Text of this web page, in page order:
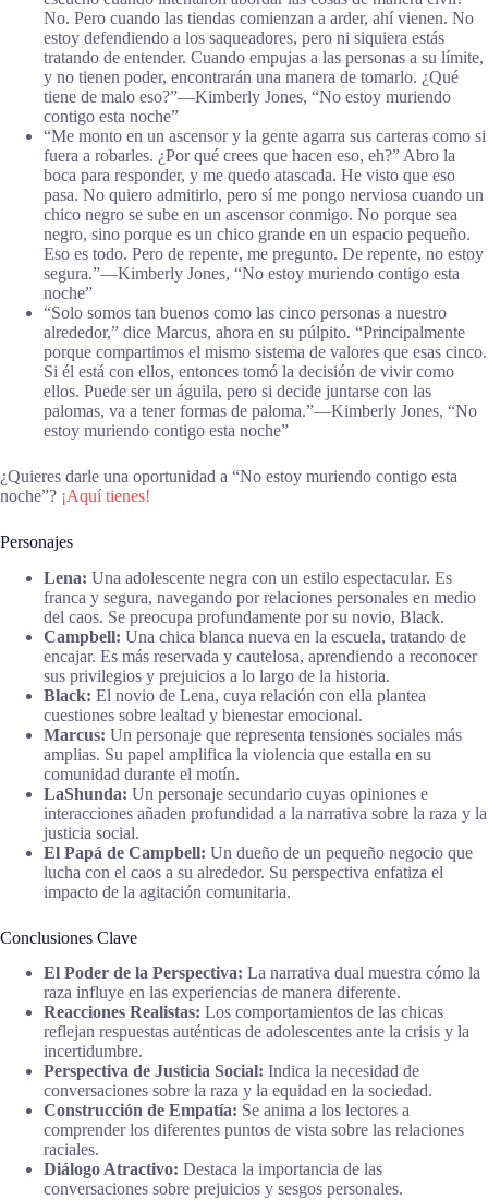
No. Pero cuando las tiendas comienzan a arder, ahí vienen. No
estoy defendiendo a los saqueadores, pero ni siquiera estás
tratando de entender. Cuando empujas a las personas a su límite,
y no tienen poder, encontrarán una manera de tomarlo. ¿Qué
tiene de malo eso?”―Kimberly Jones, “No estoy muriendo
contigo esta noche”
“Me monto en un ascensor y la gente agarra sus carteras como si
fuera a robarles. ¿Por qué crees que hacen eso, eh?” Abro la
boca para responder, y me quedo atascada. He visto que eso
pasa. No quiero admitirlo, pero sí me pongo nerviosa cuando un
chico negro se sube en un ascensor conmigo. No porque sea
negro, sino porque es un chico grande en un espacio pequeño.
Eso es todo. Pero de repente, me pregunto. De repente, no estoy
segura.”―Kimberly Jones, “No estoy muriendo contigo esta
noche”
“Solo somos tan buenos como las cinco personas a nuestro
alrededor,” dice Marcus, ahora en su púlpito. “Principalmente
porque compartimos el mismo sistema de valores que esas cinco.
Si él está con ellos, entonces tomó la decisión de vivir como
ellos. Puede ser un águila, pero si decide juntarse con las
palomas, va a tener formas de paloma.”―Kimberly Jones, “No
estoy muriendo contigo esta noche”
¿Quieres darle una oportunidad a “No estoy muriendo contigo esta
noche”? ¡Aquí tienes!
Personajes
Lena: Una adolescente negra con un estilo espectacular. Es
franca y segura, navegando por relaciones personales en medio
del caos. Se preocupa profundamente por su novio, Black.
Campbell: Una chica blanca nueva en la escuela, tratando de
encajar. Es más reservada y cautelosa, aprendiendo a reconocer
sus privilegios y prejuicios a lo largo de la historia.
Black: El novio de Lena, cuya relación con ella plantea
cuestiones sobre lealtad y bienestar emocional.
Marcus: Un personaje que representa tensiones sociales más
amplias. Su papel amplifica la violencia que estalla en su
comunidad durante el motín.
LaShunda: Un personaje secundario cuyas opiniones e
interacciones añaden profundidad a la narrativa sobre la raza y la
justicia social.
El Papá de Campbell: Un dueño de un pequeño negocio que
lucha con el caos a su alrededor. Su perspectiva enfatiza el
impacto de la agitación comunitaria.
Conclusiones Clave
El Poder de la Perspectiva: La narrativa dual muestra cómo la
raza influye en las experiencias de manera diferente.
Reacciones Realistas: Los comportamientos de las chicas
reflejan respuestas auténticas de adolescentes ante la crisis y la
incertidumbre.
Perspectiva de Justicia Social: Indica la necesidad de
conversaciones sobre la raza y la equidad en la sociedad.
Construcción de Empatía: Se anima a los lectores a
comprender los diferentes puntos de vista sobre las relaciones
raciales.
Diálogo Atractivo: Destaca la importancia de las
conversaciones sobre prejuicios y sesgos personales.